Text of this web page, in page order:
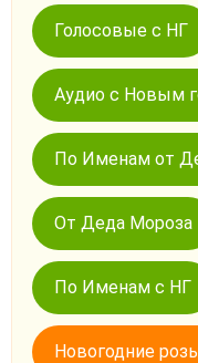
Голосовые с НГ
Аудио с Новым
По Именам от
От Деда Мороза
По Именам с НГ
Новогодние